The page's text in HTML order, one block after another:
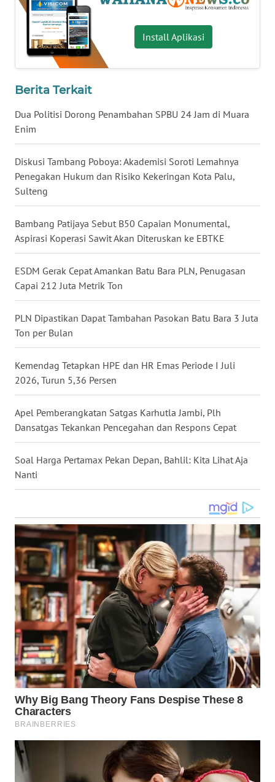
Install Aplikasi
Berita Terkait
Dua Politisi Dorong Penambahan SPBU 24 Jam di Muara
Enim
Diskusi Tambang Poboya: Akademisi Soroti Lemahnya
Penegakan Hukum dan Risiko Kekeringan Kota Palu,
Sulteng
Bambang Patijaya Sebut B50 Capaian Monumental,
Aspirasi Koperasi Sawit Akan Diteruskan ke EBTKE
ESDM Gerak Cepat Amankan Batu Bara PLN, Penugasan
Capai 212 Juta Metrik Ton
PLN Dipastikan Dapat Tambahan Pasokan Batu Bara 3 Juta
Ton per Bulan
Kemendag Tetapkan HPE dan HR Emas Periode I Juli
2026, Turun 5,36 Persen
Apel Pemberangkatan Satgas Karhutla Jambi, Plh
Dansatgas Tekankan Pencegahan dan Respons Cepat
Soal Harga Pertamax Pekan Depan, Bahlil: Kita Lihat Aja
Nanti
WN
NUSANTARA
WN
JATIM
BALI
WN
KALBAR
WN
KALTENG
WN
KALTARA
WN
KALSEL
WN
WN
WN
SULUT
WN
MALUKU
WN
MALUT
WN
DAIRI
WN
DANAU
TOBA
WN
NIAS